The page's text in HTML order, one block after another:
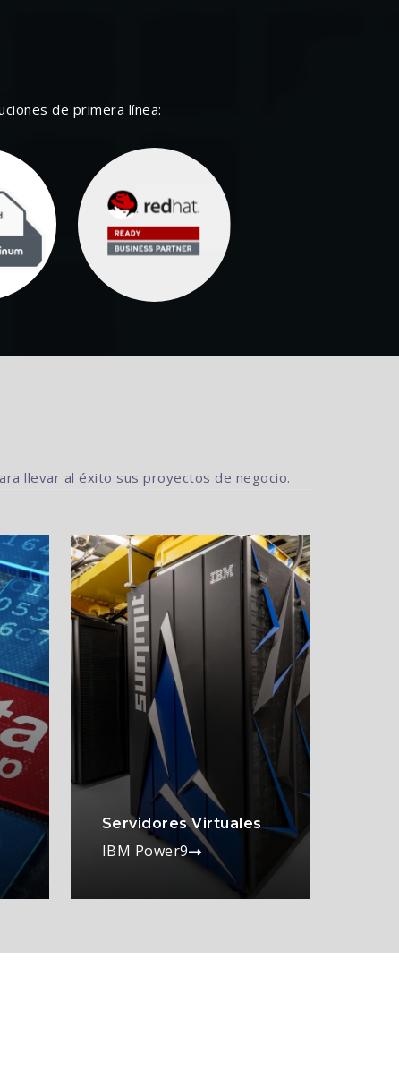
de primera línea:
llevar al éxito sus proyectos de negocio.
Servidores Virtuales
IBM Power9